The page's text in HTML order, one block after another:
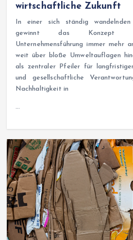
wirtschaftliche Zukunft
In einer sich ständig
gewinnt das Konzept
Unternehmensführung immer mehr
weit über bloße Umweltauflagen
als zentraler Pfeiler für
und gesellschaftliche
Nachhaltigkeit in
…